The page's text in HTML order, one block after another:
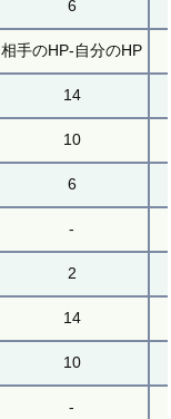
6
相手のHP-自分のHP
14
10
6
-
2
14
10
-